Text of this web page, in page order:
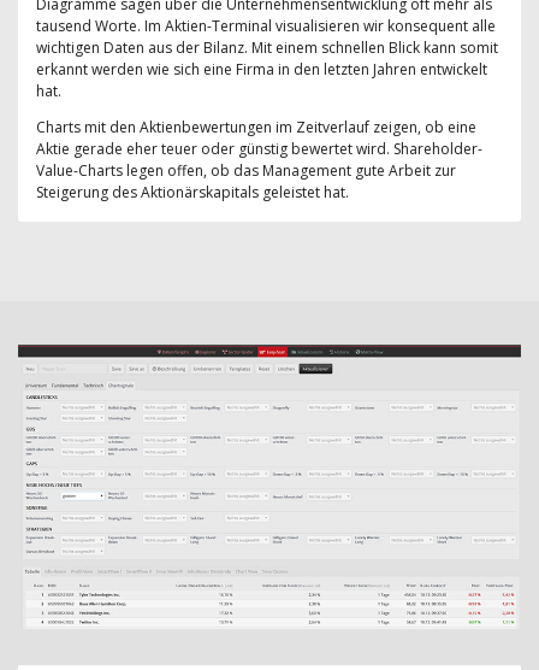
Diagramme sagen über die Unternehmensentwicklung oft mehr als
tausend Worte. Im Aktien-Terminal visualisieren wir konsequent alle
wichtigen Daten aus der Bilanz. Mit einem schnellen Blick kann somit
erkannt werden wie sich eine Firma in den letzten Jahren entwickelt
hat.
Charts mit den Aktienbewertungen im Zeitverlauf zeigen, ob eine
Aktie gerade eher teuer oder günstig bewertet wird. Shareholder-
Value-Charts legen offen, ob das Management gute Arbeit zur
Steigerung des Aktionärskapitals geleistet hat.